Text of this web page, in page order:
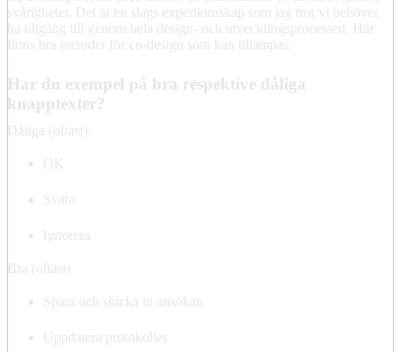
svårigheter. Det är en slags expertkunskap som jag tror vi behöver
ha tillgång till genom hela design- och utvecklingsprocessen. Här
finns bra metoder för co-design som kan tillämpas.
Har du exempel på bra respektive dåliga
knapptexter?
Dåliga (oftast):
OK
Svara
Ignorera
Bra (oftast)
Spara och skicka in ansökan
Uppdatera protokollet